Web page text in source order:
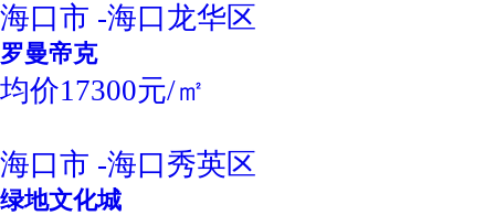
海口市 -海口龙华区
罗曼帝克
均价17300元/㎡
海口市 -海口秀英区
绿地文化城